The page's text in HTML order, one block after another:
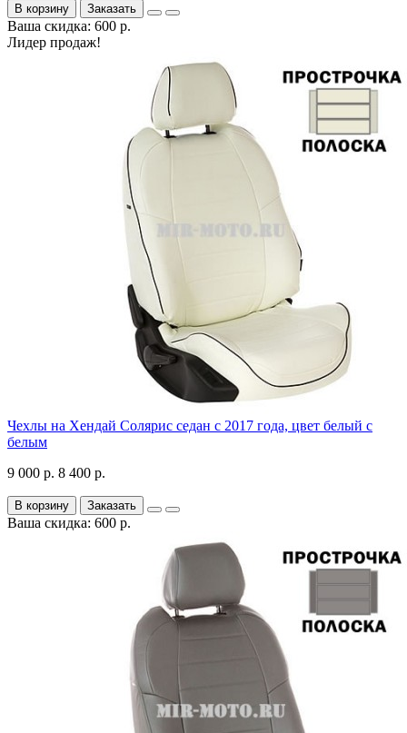
В корзину Заказать
Ваша скидка: 600 р.
Лидер продаж!
Чехлы на Хендай Солярис седан с 2017 года, цвет белый с
белым
9 000 р. 8 400 р.
В корзину Заказать
Ваша скидка: 600 р.